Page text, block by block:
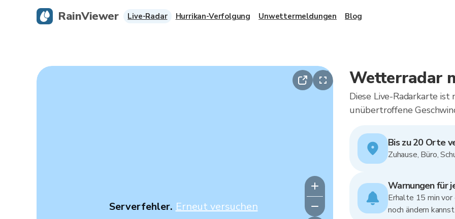
Wetterradar
Diese Live-Radarkarte
unübertroffene
Bis zu 20 Orte
Zuhause, Büro,
Warnungen für
Erhalte 15 min vor
noch ändern
Serverfehler. Erneut versuchen
RainViewer Live-Radar Hurrikan-Verfolgung Unwettermeldungen Blog